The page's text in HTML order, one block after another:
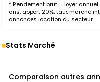
* Rendement brut = loyer
ans, apport 20%, taux marché
annonces location du secteur.
Stats Marché
Comparaison autres